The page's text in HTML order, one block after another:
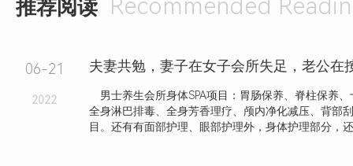
推荐阅读 Recommended
06-21
2022
男士养生会所身体SPA项目：胃肠保养、脊柱保养
全身淋巴排毒、全身芳香理疗、颅内净化减压、背部
目。还有有面部护理、眼部护理外，身体护理部分，